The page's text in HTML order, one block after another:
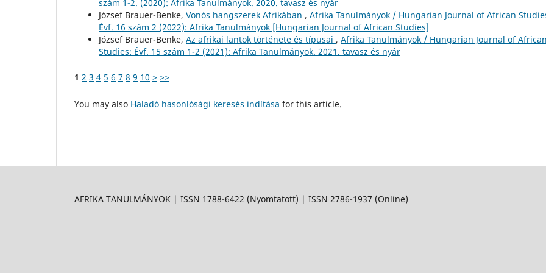
szám 1-2. (2020): Afrika Tanulmányok. 2020. tavasz és nyár
József Brauer-Benke, Vonós hangszerek Afrikában , Afrika Tanulmányok / Hungarian Journal of African
Évf. 16 szám 2 (2022): Afrika Tanulmányok [Hungarian Journal of African Studies]
József Brauer-Benke, Az afrikai lantok története és típusai , Afrika Tanulmányok / Hungarian Journal of
Studies: Évf. 15 szám 1-2 (2021): Afrika Tanulmányok. 2021. tavasz és nyár
1 2 3 4 5 6 7 8 9 10 > >>
You may also Haladó hasonlósági keresés indítása for this article.
AFRIKA TANULMÁNYOK | ISSN 1788-6422 (Nyomtatott) | ISSN 2786-1937 (Online)